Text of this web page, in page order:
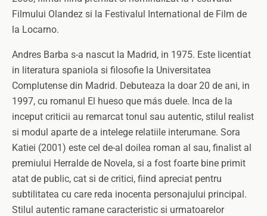
Filmului Olandez si la Festivalul International de Film de
la Locarno.
Andres Barba s-a nascut la Madrid, in 1975. Este licentiat
in literatura spaniola si filosofie la Universitatea
Complutense din Madrid. Debuteaza la doar 20 de ani, in
1997, cu romanul El hueso que más duele. Inca de la
inceput criticii au remarcat tonul sau autentic, stilul realist
si modul aparte de a intelege relatiile interumane. Sora
Katiei (2001) este cel de-al doilea roman al sau, finalist al
premiului Herralde de Novela, si a fost foarte bine primit
atat de public, cat si de critici, fiind apreciat pentru
subtilitatea cu care reda inocenta personajului principal.
Stilul autentic ramane caracteristic si urmatoarelor